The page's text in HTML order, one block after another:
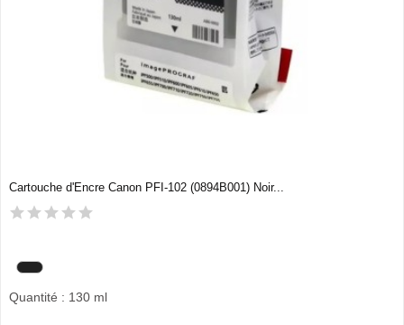
Cartouche d'Encre Canon PFI-102 (0894B001) Noir...
Quantité : 130 ml